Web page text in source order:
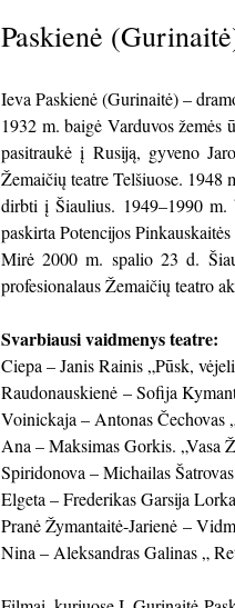
Paskienė
Ieva Paskienė (Gurinaitė) –
1932 m. baigė Varduvos
pasitraukė į Rusiją, gyveno
Žemaičių teatre Telšiuose. 1948
dirbti į Šiaulius. 1949–1990 m.
paskirta Potencijos
Mirė 2000 m. spalio 23 d.
profesionalaus Žemaičių teatro
Svarbiausi vaidmenys teatre:
Ciepa – Janis Rainis „Pūsk,
Raudonauskienė – Sofija
Voinickaja – Antonas Čechovas
Ana – Maksimas Gorkis. „Vasa
Spiridonova – Michailas
Elgeta – Frederikas Garsija
Pranė Žymantaitė-Jarienė –
Nina – Aleksandras Galinas „